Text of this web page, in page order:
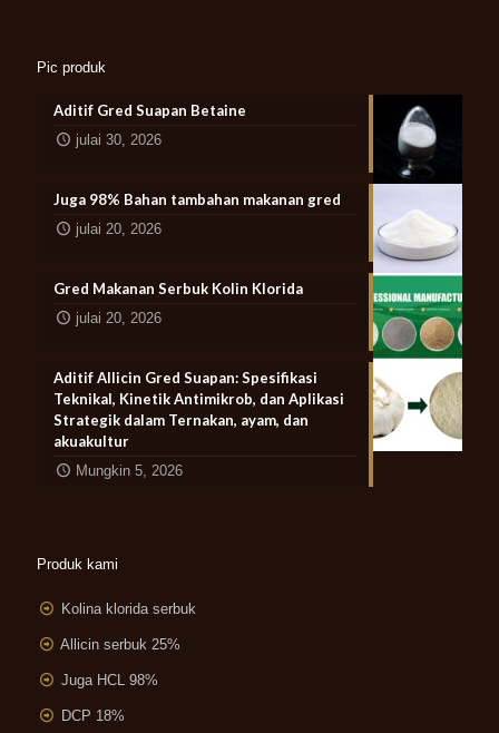
Pic produk
Aditif Gred Suapan Betaine
julai 30, 2026
Juga 98% Bahan tambahan makanan gred
julai 20, 2026
Gred Makanan Serbuk Kolin Klorida
julai 20, 2026
Aditif Allicin Gred Suapan: Spesifikasi
Teknikal, Kinetik Antimikrob, dan Aplikasi
Strategik dalam Ternakan, ayam, dan
akuakultur
Mungkin 5, 2026
Produk kami
Kolina klorida serbuk
Allicin serbuk 25%
Juga HCL 98%
DCP 18%